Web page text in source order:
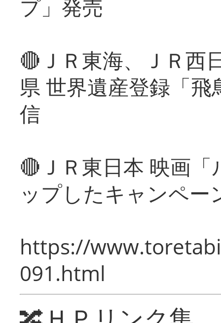
プ」発売
🔴ＪＲ東海、ＪＲ西
県 世界遺産登録「
信
🔴ＪＲ東日本 映画
ップしたキャンペー
https://
091.html